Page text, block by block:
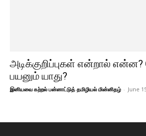
அடிக்குறிப்புகள் என்றால்
பயனும் யாது?
இனியவை கற்றல் பன்னாட்டுத் தமிழியல் மின்னிதழ் - June